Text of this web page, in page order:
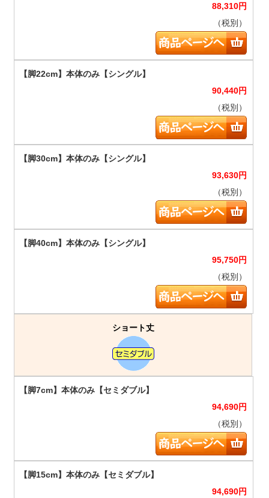
88,310円
（税別）
90,440円
（税別）
93,630円
（税別）
95,750円
（税別）
ショート丈
94,690円
（税別）
94,690円